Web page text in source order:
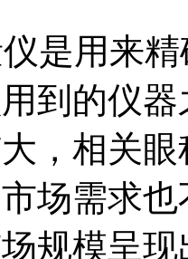
用来精
到的仪
，相关
场需求
规模呈